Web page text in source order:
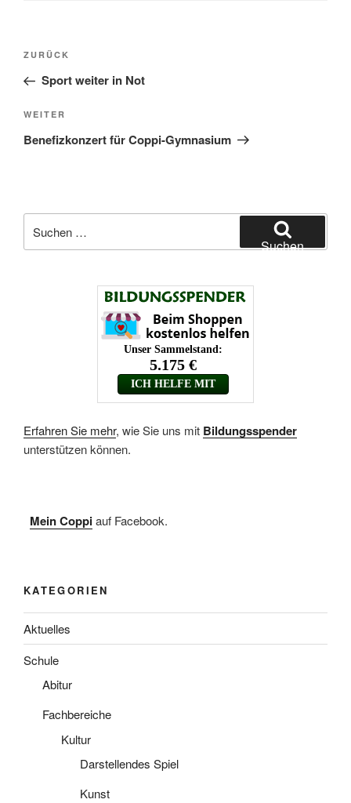
Beitragsnavigation
Vorheriger
Beitrag
ZURÜCK
Sport weiter in Not
Nächster
Beitrag
WEITER
Benefizkonzert für Coppi-Gymnasium
nach:
Suchen
Erfahren Sie mehr, wie Sie uns mit Bildungsspender
unterstützen können.
Mein Coppiauf Facebook.
KATEGORIEN
Aktuelles
Schule
Abitur
Fachbereiche
Kultur
Darstellendes Spiel
Kunst